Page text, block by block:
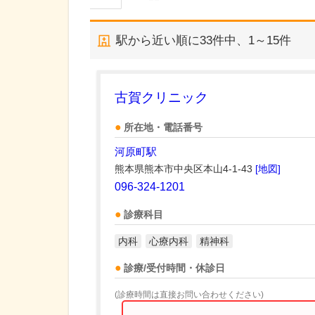
駅から近い順に33件中、 1～15件
古賀クリニック
所在地・電話番号
河原町駅
熊本県熊本市中央区本山4-1-43 [地図]
096-324-1201
診療科目
内科 心療内科 精神科
診療/受付時間・休診日
(診療時間は直接お問い合わせください)